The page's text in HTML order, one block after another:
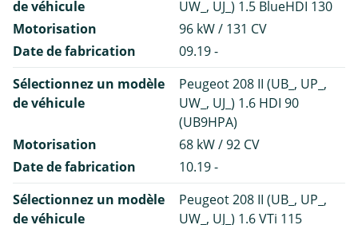
de véhicule
UW_, UJ_) 1.5 BlueHDI 130
Motorisation
96 kW / 131 CV
Date de fabrication
09.19 -
Sélectionnez un modèle
de véhicule
Peugeot 208 II (UB_, UP_,
UW_, UJ_) 1.6 HDI 90
(UB9HPA)
Motorisation
68 kW / 92 CV
Date de fabrication
10.19 -
Sélectionnez un modèle
de véhicule
Peugeot 208 II (UB_, UP_,
UW_, UJ_) 1.6 VTi 115